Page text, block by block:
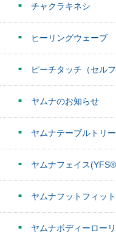
チャクラキネシ
ヒーリングウェーブ
ピーチタッチ（セルフ
ヤムナのお知らせ
ヤムナテーブルトリ
ヤムナフェイス
ヤムナフットフィッ
ヤムナボディーロー